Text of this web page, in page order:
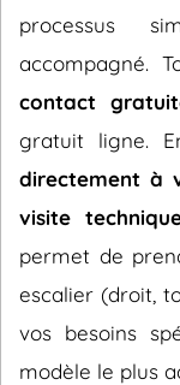
processus
accompagné.
contact
gratuit ligne.
directement à
visite
permet de
escalier (droit,
vos besoins
modèle le plus